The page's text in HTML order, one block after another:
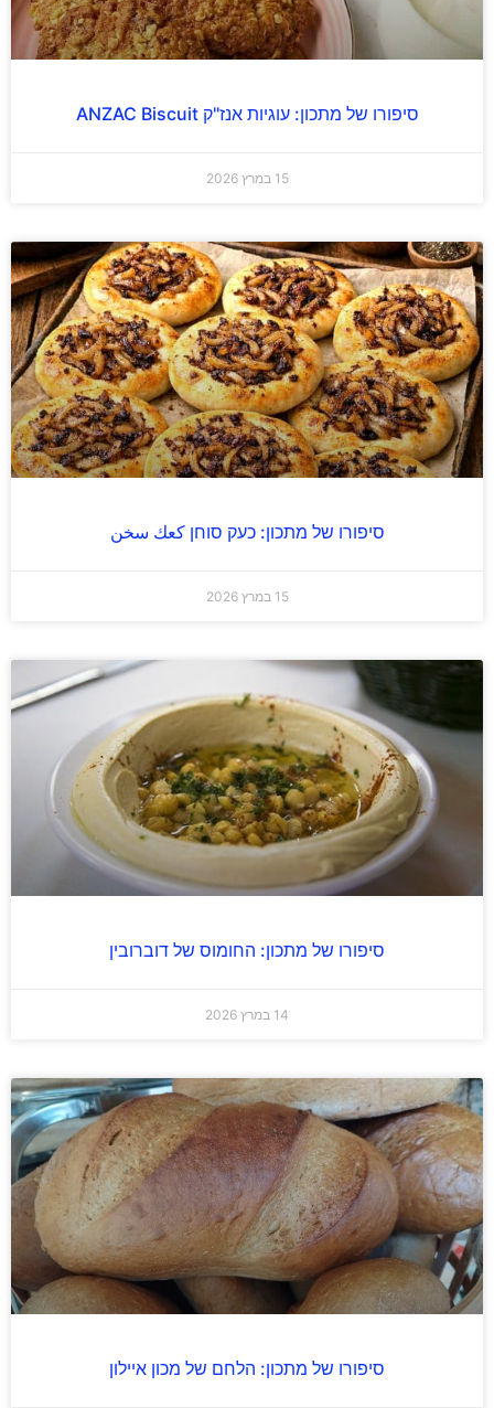
סיפורו של מתכון: עוגיות אנז"ק ANZAC Biscuit
15 במרץ 2026
סיפורו של מתכון: כעק סוחן كعك سخن
15 במרץ 2026
סיפורו של מתכון: החומוס של דוברובין
14 במרץ 2026
סיפורו של מתכון: הלחם של מכון איילון